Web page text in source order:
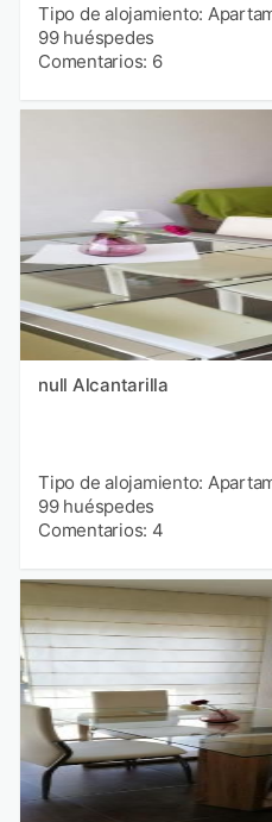
Tipo de alojamiento:
99 huéspedes
Comentarios: 6
null Alcantarilla
Tipo de alojamiento:
99 huéspedes
Comentarios: 4